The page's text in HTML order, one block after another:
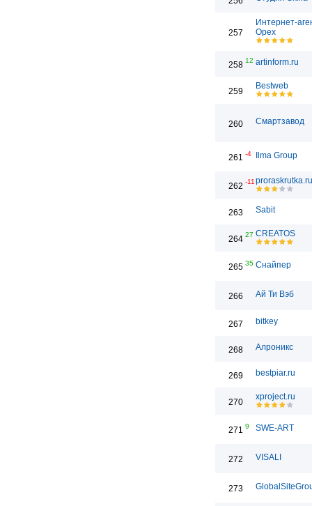
257
Интернет-
Орех
258 12 artinform.ru
259
Bestweb
260 Смартзавод
261 -4 Ilma Group
262 -11 proraskrutka.ru
263 Sabit
264 27 CREATOS
265 35 Снайпер
266 Ай Ти Вэб
267 bitkey
268 Алроникс
269 bestpiar.ru
270
xproject.ru
271 9 SWE-ART
272 VISALI
273